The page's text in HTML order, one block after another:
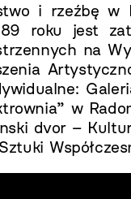
i rzeźbę
roku jest
na
w
dvor –